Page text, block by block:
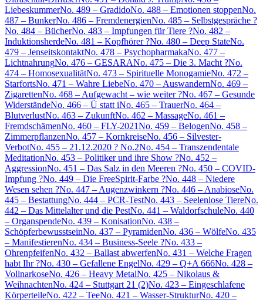
LiebeskummerNo. 489 – GradidoNo. 488 – Emotionen stoppenNo.
487 – BunkerNo. 486 – FremdenergienNo. 485 – Selbstgespräche ?
No. 484 – BücherNo. 483 – Impfungen für Tiere ?No. 482 –
InduktionsherdeNo. 481 – Kopfhörer ?No. 480 – Deep StateNo.
479 – JenseitskontaktNo. 478 – PsychopharmakaNo. 477 –
LichtnahrungNo. 476 – GESARANo. 475 – Die 3. Macht ?No.
474 – HomosexualitätNo. 473 – Spirituelle MonogamieNo. 472 –
StarfortsNo. 471 – Wahre LiebeNo. 470 – AuswandernNo. 469 –
ZigarettenNo. 468 – Aufgewacht – wie weiter ?No. 467 – Gesunde
WiderständeNo. 466 – Ü statt iNo. 465 – TrauerNo. 464 –
BlutverlustNo. 463 – ZukunftNo. 462 – MassageNo. 461 –
FremdschämenNo. 460 – FLY-2021No. 459 – BelogenNo. 458 –
ZimmerpflanzenNo. 457 – KornkreiseNo. 456 – Silvester-
VerbotNo. 455 – 21.12.2020 ? No.2No. 454 – Transzendentale
MeditationNo. 453 – Politiker und ihre Show ?No. 452 –
AggressionNo. 451 – Das Salz in den Meeren ?No. 450 – COVID-
Impfung ?No. 449 – Die FreeSpirit-Farbe ?No. 448 – Niedere
Wesen sehen ?No. 447 – Augenzwinkern ?No. 446 – AnabioseNo.
445 – BestattungNo. 444 – PCR-TestNo. 443 – Seelenlose TiereNo.
442 – Das Mittelalter und die PestNo. 441 – WaldorfschuleNo. 440
– OrganspendeNo. 439 – KonisationNo. 438 –
SchöpferbewusstseinNo. 437 – PyramidenNo. 436 – WölfeNo. 435
– ManifestierenNo. 434 – Business-Seele ?No. 433 –
OhrenpfeifenNo. 432 – Ballast abwerfenNo. 431 – Welche Fragen
habt Ihr ?No. 430 – Gefallene EngelNo. 429 – Q+A 666No. 428 –
VollnarkoseNo. 426 – Heavy MetalNo. 425 – Nikolaus &
WeihnachtenNo. 424 – Stuttgart 21 (2)No. 423 – Eingeschlafene
KörperteileNo. 422 – TeeNo. 421 – Wasser-StrukturNo. 420 –